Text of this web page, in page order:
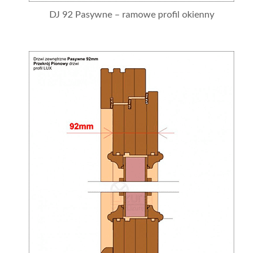
DJ 92 Pasywne – ramowe profil okienny